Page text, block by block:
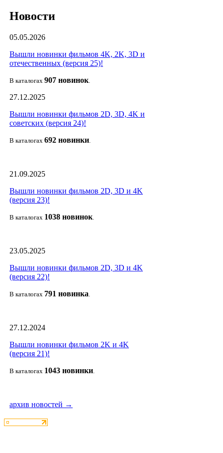
Новости
05.05.2026
Вышли новинки фильмов 4K, 2K, 3D и
отечественных (версия 25)!
В каталогах 907 новинок.
27.12.2025
Вышли новинки фильмов 2D, 3D, 4K и
советских (версия 24)!
В каталогах 692 новинки.
21.09.2025
Вышли новинки фильмов 2D, 3D и 4K
(версия 23)!
В каталогах 1038 новинок.
23.05.2025
Вышли новинки фильмов 2D, 3D и 4K
(версия 22)!
В каталогах 791 новинка.
27.12.2024
Вышли новинки фильмов 2K и 4K
(версия 21)!
В каталогах 1043 новинки.
архив новостей →